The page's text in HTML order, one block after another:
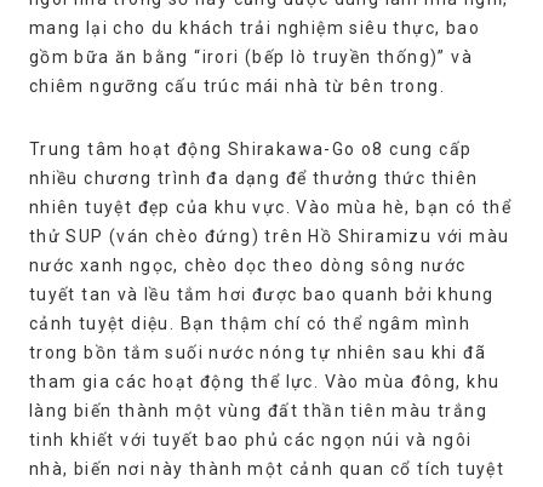
mang lại cho du khách trải nghiệm siêu thực, bao
gồm bữa ăn bằng “irori (bếp lò truyền thống)” và
chiêm ngưỡng cấu trúc mái nhà từ bên trong.
Trung tâm hoạt động Shirakawa-Go o8 cung cấp
nhiều chương trình đa dạng để thưởng thức thiên
nhiên tuyệt đẹp của khu vực. Vào mùa hè, bạn có thể
thử SUP (ván chèo đứng) trên Hồ Shiramizu với màu
nước xanh ngọc, chèo dọc theo dòng sông nước
tuyết tan và lều tắm hơi được bao quanh bởi khung
cảnh tuyệt diệu. Bạn thậm chí có thể ngâm mình
trong bồn tắm suối nước nóng tự nhiên sau khi đã
tham gia các hoạt động thể lực. Vào mùa đông, khu
làng biến thành một vùng đất thần tiên màu trắng
tinh khiết với tuyết bao phủ các ngọn núi và ngôi
nhà, biến nơi này thành một cảnh quan cổ tích tuyệt